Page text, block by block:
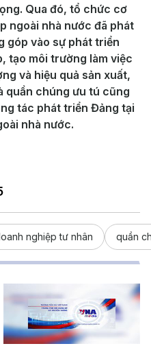
Qua đó, tổ chức cơ
ngoài nhà nước đã phát
góp vào sự phát triển
tạo môi trường làm việc
và hiệu quả sản xuất,
quần chúng ưu tú cũng
tác phát triển Đảng tại
nhà nước.
nghiệp tư nhân quần